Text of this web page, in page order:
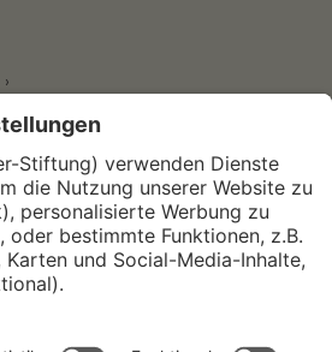
und Sozialwissenschaftliches Institut
und